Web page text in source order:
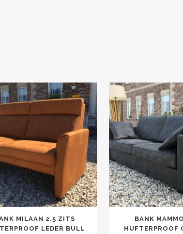
MILAAN 2.5 ZITS
LEDER BULL
BANK
HUFTERPROOF